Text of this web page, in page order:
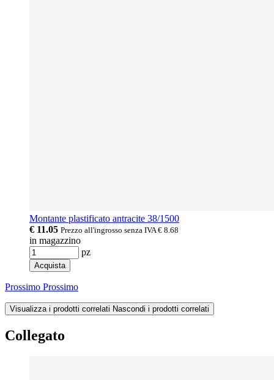
Montante plastificato antracite 38/1500
€ 11.05 Prezzo all'ingrosso senza IVA€ 8.68
in magazzino
pz
Acquista
Prossimo Prossimo
Visualizza i prodotti correlati Nascondi i prodotti correlati
Collegato